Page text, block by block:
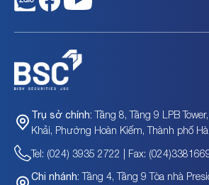
Trụ sở chính: Tầng 8, Tầng 9 LPB
Khải, Phường Hoàn Kiếm, Thành phố
Tel: (024) 3935 2722 | Fax:
Chi nhánh: Tầng 4, Tầng 9 Tòa nhà